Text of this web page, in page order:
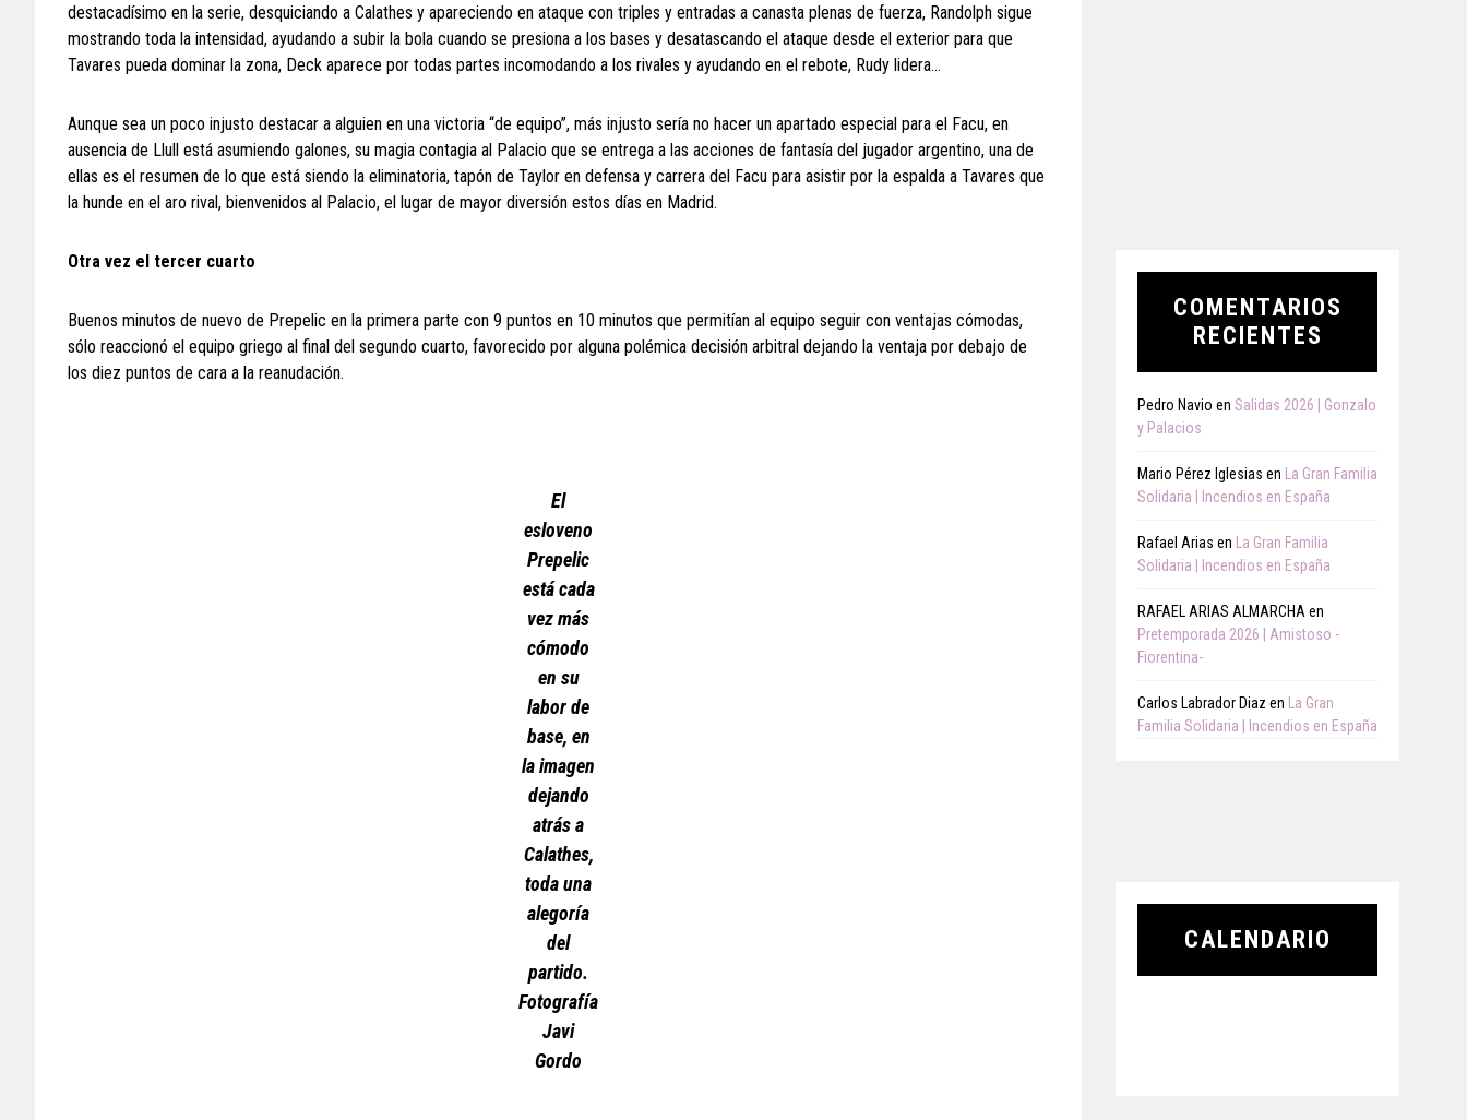
destacadísimo en la serie, desquiciando a Calathes y apareciendo en ataque con triples y entradas a canasta plenas de fuerza, Randolph sigue
mostrando toda la intensidad, ayudando a subir la bola cuando se presiona a los bases y desatascando el ataque desde el exterior para que
Tavares pueda dominar la zona, Deck aparece por todas partes incomodando a los rivales y ayudando en el rebote, Rudy lidera…
Aunque sea un poco injusto destacar a alguien en una victoria “de equipo”, más injusto sería no hacer un apartado especial para el Facu, en
ausencia de Llull está asumiendo galones, su magia contagia al Palacio que se entrega a las acciones de fantasía del jugador argentino, una de
ellas es el resumen de lo que está siendo la eliminatoria, tapón de Taylor en defensa y carrera del Facu para asistir por la espalda a Tavares que
la hunde en el aro rival, bienvenidos al Palacio, el lugar de mayor diversión estos días en Madrid.
Otra vez el tercer cuarto
Buenos minutos de nuevo de Prepelic en la primera parte con 9 puntos en 10 minutos que permitían al equipo seguir con ventajas cómodas,
sólo reaccionó el equipo griego al final del segundo cuarto, favorecido por alguna polémica decisión arbitral dejando la ventaja por debajo de
los diez puntos de cara a la reanudación.
El
esloveno
Prepelic
está cada
vez más
cómodo
en su
labor de
base, en
la imagen
dejando
atrás a
Calathes,
toda una
alegoría
del
partido.
Fotografía
Javi
Gordo
COMENTARIOS
RECIENTES
Pedro Navio en Salidas 2026 | Gonzalo
y Palacios
Mario Pérez Iglesias en
La Gran Familia
Solidaria | Incendios en España
Rafael Arias en
La Gran Familia
Solidaria | Incendios en España
RAFAEL ARIAS ALMARCHA en
Pretemporada 2026 | Amistoso -
Fiorentina-
Carlos Labrador Diaz en
La Gran
Familia Solidaria | Incendios en España
CALENDARIO